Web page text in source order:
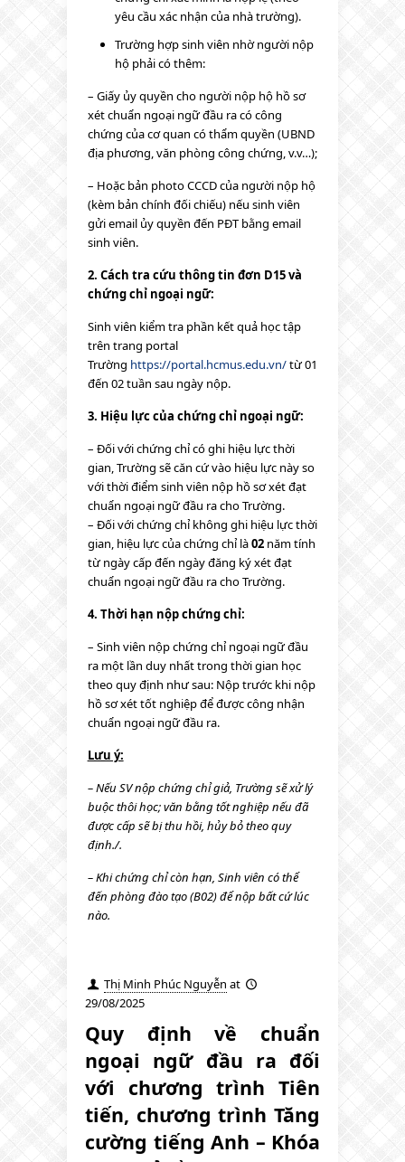
yêu cầu xác nhận của nhà trường).
Trường hợp sinh viên nhờ người nộp
hộ phải có thêm:
– Giấy ủy quyền cho người nộp hộ hồ sơ
xét chuẩn ngoại ngữ đầu ra có công
chứng của cơ quan có thẩm quyền (UBND
địa phương, văn phòng công chứng, v.v…);
– Hoặc bản photo CCCD của người nộp hộ
(kèm bản chính đối chiếu) nếu sinh viên
gửi email ủy quyền đến PĐT bằng email
sinh viên.
2. Cách tra cứu thông tin đơn D15 và
chứng chỉ ngoại ngữ:
Sinh viên kiểm tra phần kết quả học tập
trên trang portal
Trường https://portal.hcmus.edu.vn/từ 01
đến 02 tuần sau ngày nộp.
3. Hiệu lực của chứng chỉ ngoại ngữ:
– Đối với chứng chỉ có ghi hiệu lực thời
gian, Trường sẽ căn cứ vào hiệu lực này so
với thời điểm sinh viên nộp hồ sơ xét đạt
chuẩn ngoại ngữ đầu ra cho Trường.
– Đối với chứng chỉ không ghi hiệu lực thời
gian, hiệu lực của chứng chỉ là02năm tính
từ ngày cấp đến ngày đăng ký xét đạt
chuẩn ngoại ngữ đầu ra cho Trường.
4. Thời hạn nộp chứng chỉ:
– Sinh viên nộp chứng chỉ ngoại ngữ đầu
ra một lần duy nhất trong thời gian học
theo quy định như sau: Nộp trước khi nộp
hồ sơ xét tốt nghiệp để được công nhận
chuẩn ngoại ngữ đầu ra.
Lưu ý:
– Nếu SV nộp chứng chỉ giả, Trường sẽ xử lý
buộc thôi học; văn bằng tốt nghiệp nếu đã
được cấp sẽ bị thu hồi, hủy bỏ theo quy
định./.
– Khi chứng chỉ còn hạn, Sinh viên có thể
đến phòng đào tạo (B02) để nộp bất cứ lúc
nào.
Thị Minh Phúc Nguyễn at
29/08/2025
Quy định về chuẩn
ngoại ngữ đầu ra đối
với chương trình Tiên
tiến, chương trình Tăng
cường tiếng Anh – Khóa